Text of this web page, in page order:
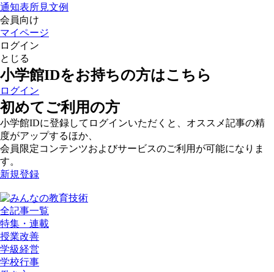
通知表所見文例
会員向け
マイページ
ログイン
とじる
小学館IDをお持ちの方はこちら
ログイン
初めてご利用の方
小学館IDに登録してログインいただくと、オススメ記事の精
度がアップするほか、
会員限定コンテンツおよびサービスのご利用が可能になりま
す。
新規登録
全記事一覧
特集・連載
授業改善
学級経営
学校行事